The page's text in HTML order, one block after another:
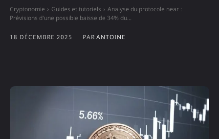
Cryptonomie Guides et tutoriels
Analyse du protocole near :
Prévisions d'une possible baisse de 34% du...
18 DÉCEMBRE 2025 PAR ANTOINE